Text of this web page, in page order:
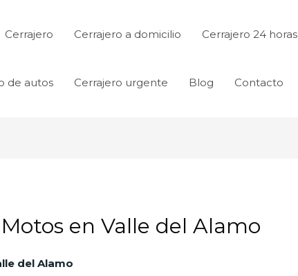
Cerrajero Cerrajero a domicilio Cerrajero 24 horas
de autos Cerrajero urgente Blog Contacto
en Valle del Alamo
del Alamo